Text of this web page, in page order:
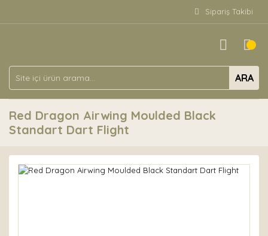
Sipariş Takibi
ARA
Red Dragon Airwing Moulded Black
Standart Dart Flight